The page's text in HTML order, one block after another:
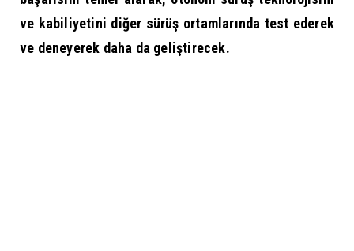
ve kabiliyetini diğer sürüş ortamlarında test ederek
ve deneyerek daha da geliştirecek.